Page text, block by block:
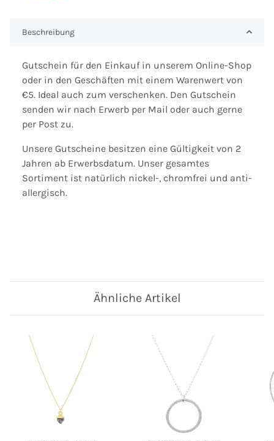
Beschreibung
Gutschein für den Einkauf in unserem Online-Shop
oder in den Geschäften mit einem Warenwert von
€5. Ideal auch zum verschenken. Den Gutschein
senden wir nach Erwerb per Mail oder auch gerne
per Post zu.
Unsere Gutscheine besitzen eine Gültigkeit von 2
Jahren ab Erwerbsdatum. Unser gesamtes
Sortiment ist natürlich nickel-, chromfrei und anti-
allergisch.
Ähnliche Artikel